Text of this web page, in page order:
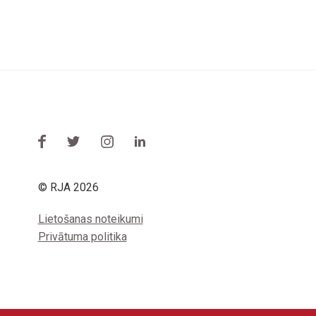
© RJA 2026
Lietošanas noteikumi
Privātuma politika